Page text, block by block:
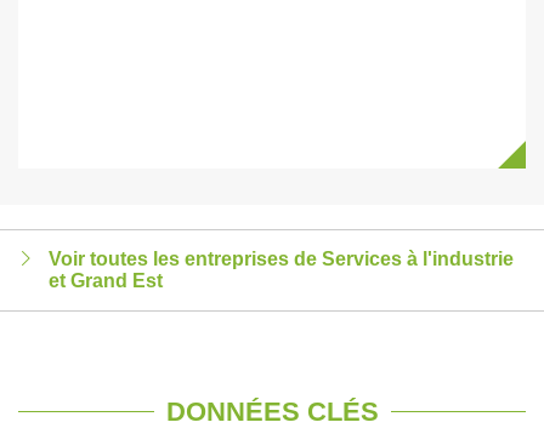
Voir toutes les entreprises de Services à l'industrie
et Grand Est
DONNÉES CLÉS